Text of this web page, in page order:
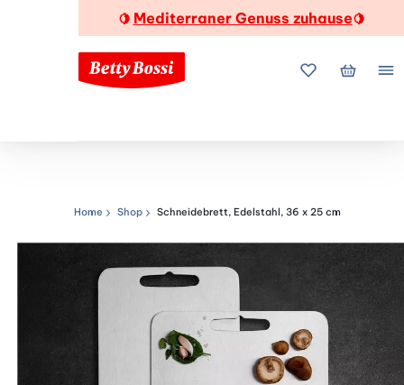
🍋 Mediterraner Genuss zuhause🍋
MeineMein
Navigationspfad
Home Shop Schneidebrett, Edelstahl, 36 x 25 cm